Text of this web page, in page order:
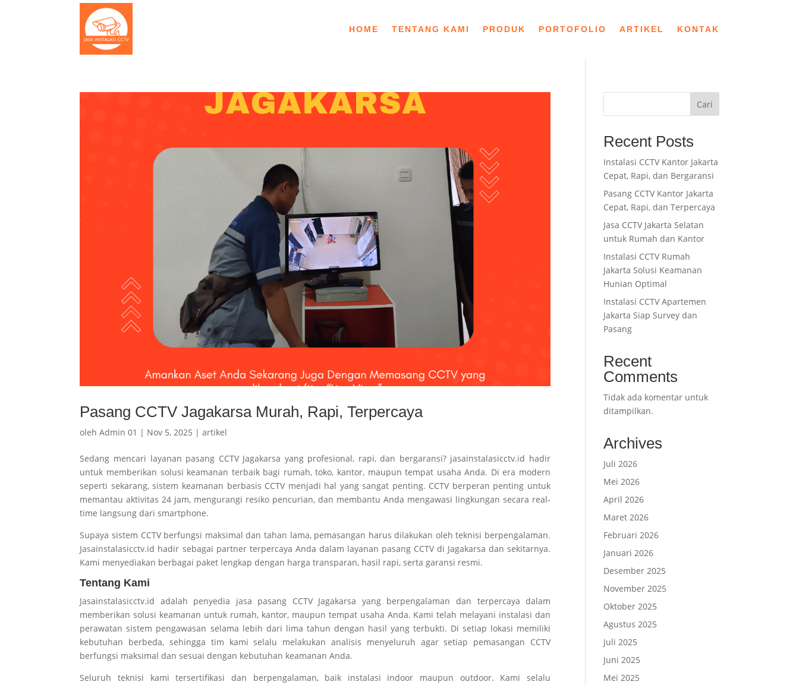
HOME TENTANG KAMI PRODUK PORTOFOLIO ARTIKEL KONTAK
Pasang CCTV Jagakarsa Murah, Rapi, Terpercaya
olehAdmin 01 | Nov 5, 2025 |artikel
Sedang mencari layanan pasang CCTV Jagakarsa yang profesional, rapi, dan bergaransi? jasainstalasicctv.id hadir
untuk memberikan solusi keamanan terbaik bagi rumah, toko, kantor, maupun tempat usaha Anda. Di era modern
seperti sekarang, sistem keamanan berbasis CCTV menjadi hal yang sangat penting. CCTV berperan penting untuk
memantau aktivitas 24 jam, mengurangi resiko pencurian, dan membantu Anda mengawasi lingkungan secara real-
time langsung dari smartphone.
Supaya sistem CCTV berfungsi maksimal dan tahan lama, pemasangan harus dilakukan oleh teknisi berpengalaman.
Jasainstalasicctv.id hadir sebagai partner terpercaya Anda dalam layanan pasang CCTV di Jagakarsa dan sekitarnya.
Kami menyediakan berbagai paket lengkap dengan harga transparan, hasil rapi, serta garansi resmi.
Tentang Kami
Jasainstalasicctv.id adalah penyedia jasa pasang CCTV Jagakarsa yang berpengalaman dan terpercaya dalam
memberikan solusi keamanan untuk rumah, kantor, maupun tempat usaha Anda. Kami telah melayani instalasi dan
perawatan sistem pengawasan selama lebih dari lima tahun dengan hasil yang terbukti. Di setiap lokasi memiliki
kebutuhan berbeda, sehingga tim kami selalu melakukan analisis menyeluruh agar setiap pemasangan CCTV
berfungsi maksimal dan sesuai dengan kebutuhan keamanan Anda.
Seluruh teknisi kami tersertifikasi dan berpengalaman, baik instalasi indoor maupun outdoor. Kami selalu
Cari
Recent Posts
Instalasi CCTV Kantor Jakarta
Cepat, Rapi, dan Bergaransi
Pasang CCTV Kantor Jakarta
Cepat, Rapi, dan Terpercaya
Jasa CCTV Jakarta Selatan
untuk Rumah dan Kantor
Instalasi CCTV Rumah
Jakarta Solusi Keamanan
Hunian Optimal
Instalasi CCTV Apartemen
Jakarta Siap Survey dan
Pasang
Recent
Comments
Tidak ada komentar untuk
ditampilkan.
Archives
Juli 2026
Mei 2026
April 2026
Maret 2026
Februari 2026
Januari 2026
Desember 2025
November 2025
Oktober 2025
Agustus 2025
Juli 2025
Juni 2025
Mei 2025